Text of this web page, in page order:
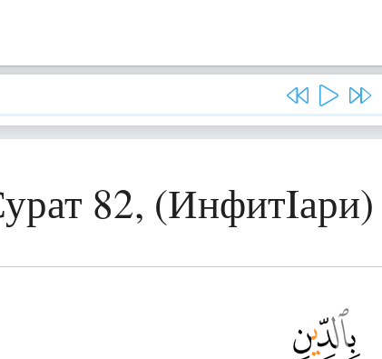
82, (ИнфитIари)